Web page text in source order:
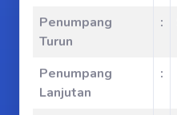
Penumpang
Turun
:
Penumpang
Lanjutan
: